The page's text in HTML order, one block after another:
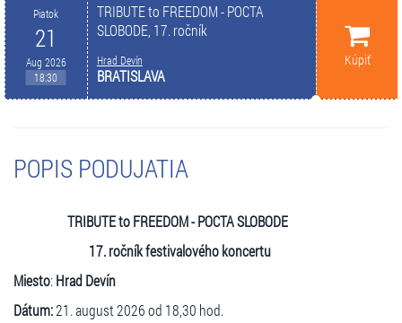
Piatok
21
Aug 2026
18:30
TRIBUTE to FREEDOM - POCTA
SLOBODE, 17. ročník
Hrad Devín
BRATISLAVA
Kúpiť
POPIS PODUJATIA
TRIBUTE to FREEDOM - POCTA SLOBODE
17. ročník festivalového koncertu
Miesto: Hrad Devín
Dátum:21. august 2026 od 18,30 hod.